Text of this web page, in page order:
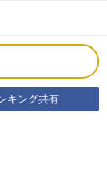
キング共有